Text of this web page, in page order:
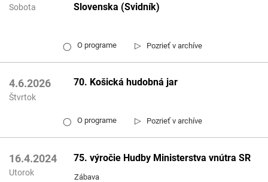
▷ Pozrieť v archíve
Slovenska (Svidník)
Sobota
◯ O programe
▷ Pozrieť v archíve
70. Košická hudobná jar
Štvrtok
4.6.2026
◯ O programe
75. výročie Hudby Ministerstva vnútra SR
Zábava
Utorok
16.4.2024